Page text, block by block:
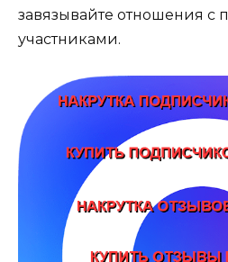
завязывайте отношения с
участниками.